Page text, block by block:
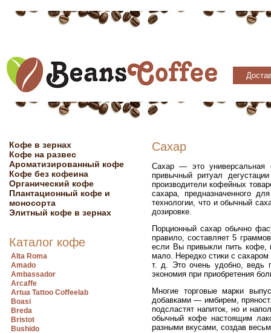
Кофе в зернах
Кофе на развес
Ароматизированный кофе
Кофе без кофеина
Органический кофе
Плантационный кофе и
моносорта
Элитный кофе в зернах
Каталог кофе
Alta Roma
Amado
Ambassador
Arcaffe
Artua Tattoo Coffeelab
Boasi
Breda
Bristot
Bushido
Сахар
Сахар — это универсальная
привычный ритуал
производители кофейных
сахара, предназначенного
технологии, что и обычный
дозировке.
Порционный сахар обычно
правило, составляет 5
если Вы привыкли пить кофе,
мало. Нередко стики с
т. д. Это очень удобно, ведь
экономия при приобретения
Многие торговые марки
добавками — имбирем,
подсластят напиток, но и
обычный кофе настоящим
разными вкусами, создав